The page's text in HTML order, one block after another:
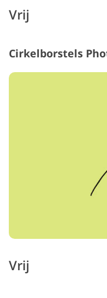
Vrij
Cirkelborstels
Vrij